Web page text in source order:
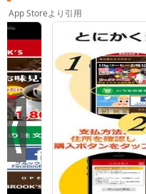
App Storeより引用